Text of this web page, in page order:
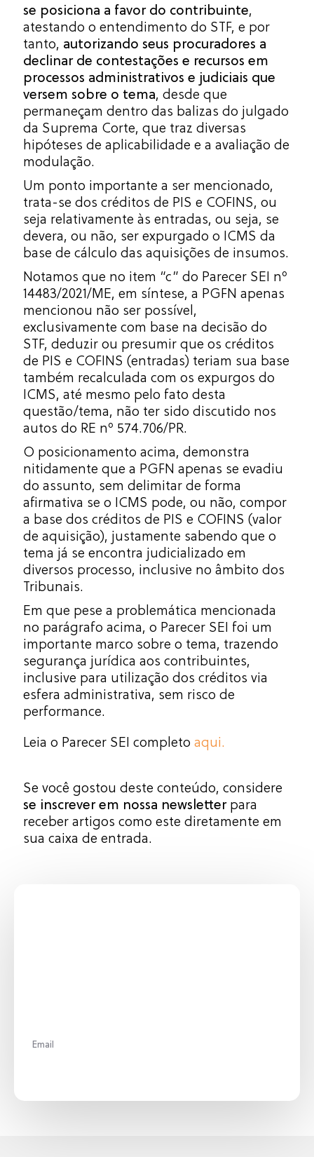
se posiciona a favor do contribuinte,
atestando o entendimento do STF, e por
tanto, autorizando seus procuradores a
declinar de contestações e recursos em
processos administrativos e judiciais que
versem sobre o tema, desde que
permaneçam dentro das balizas do julgado
da Suprema Corte, que traz diversas
hipóteses de aplicabilidade e a avaliação de
modulação.
Um ponto importante a ser mencionado,
trata-se dos créditos de PIS e COFINS, ou
seja relativamente às entradas, ou seja, se
devera, ou não, ser expurgado o ICMS da
base de cálculo das aquisições de insumos.
Notamos que no item “c” do Parecer SEI nº
14483/2021/ME, em síntese, a PGFN apenas
mencionou não ser possível,
exclusivamente com base na decisão do
STF, deduzir ou presumir que os créditos
de PIS e COFINS (entradas) teriam sua base
também recalculada com os expurgos do
ICMS, até mesmo pelo fato desta
questão/tema, não ter sido discutido nos
autos do RE nº 574.706/PR.
O posicionamento acima, demonstra
nitidamente que a PGFN apenas se evadiu
do assunto, sem delimitar de forma
afirmativa se o ICMS pode, ou não, compor
a base dos créditos de PIS e COFINS (valor
de aquisição), justamente sabendo que o
tema já se encontra judicializado em
diversos processo, inclusive no âmbito dos
Tribunais.
Em que pese a problemática mencionada
no parágrafo acima, o Parecer SEI foi um
importante marco sobre o tema, trazendo
segurança jurídica aos contribuintes,
inclusive para utilização dos créditos via
esfera administrativa, sem risco de
performance.
Leia o Parecer SEI completo aqui.
Se você gostou deste conteúdo, considere
se inscrever em nossa newsletterpara
receber artigos como este diretamente em
sua caixa de entrada.